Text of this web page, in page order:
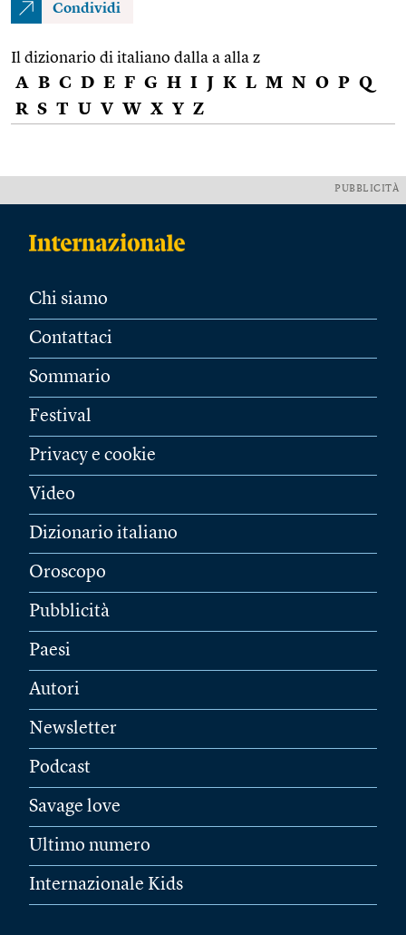
Condividi
Il dizionario di italiano dalla a alla z
A B C D E F G H I J K L M N O P Q
R S T U V W X Y Z
PUBBLICITÀ
Chi siamo
Contattaci
Sommario
Festival
Privacy e cookie
Video
Dizionario italiano
Oroscopo
Pubblicità
Paesi
Autori
Newsletter
Podcast
Savage love
Ultimo numero
Internazionale Kids